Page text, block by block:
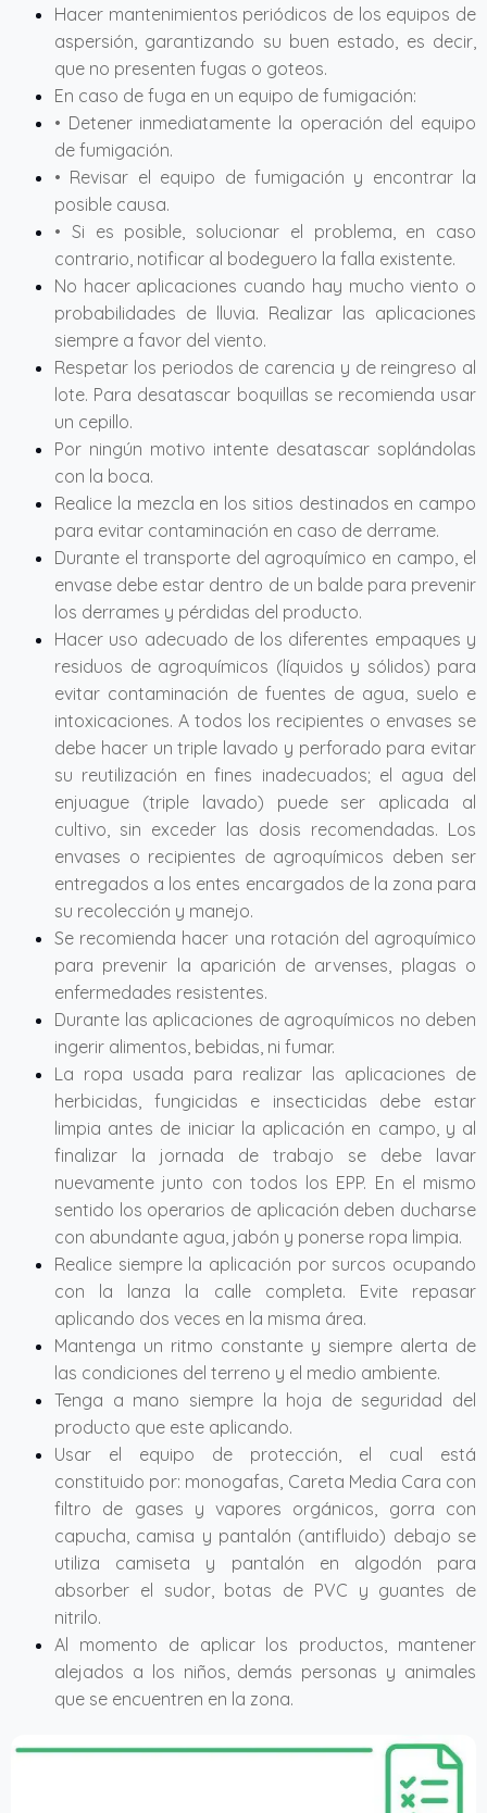
Hacer mantenimientos periódicos de los equipos de
aspersión, garantizando su buen estado, es decir,
que no presenten fugas o goteos.
En caso de fuga en un equipo de fumigación:
• Detener inmediatamente la operación del equipo
de fumigación.
• Revisar el equipo de fumigación y encontrar la
posible causa.
• Si es posible, solucionar el problema, en caso
contrario, notificar al bodeguero la falla existente.
No hacer aplicaciones cuando hay mucho viento o
probabilidades de lluvia. Realizar las aplicaciones
siempre a favor del viento.
Respetar los periodos de carencia y de reingreso al
lote. Para desatascar boquillas se recomienda usar
un cepillo.
Por ningún motivo intente desatascar soplándolas
con la boca.
Realice la mezcla en los sitios destinados en campo
para evitar contaminación en caso de derrame.
Durante el transporte del agroquímico en campo, el
envase debe estar dentro de un balde para prevenir
los derrames y pérdidas del producto.
Hacer uso adecuado de los diferentes empaques y
residuos de agroquímicos (líquidos y sólidos) para
evitar contaminación de fuentes de agua, suelo e
intoxicaciones. A todos los recipientes o envases se
debe hacer un triple lavado y perforado para evitar
su reutilización en fines inadecuados; el agua del
enjuague (triple lavado) puede ser aplicada al
cultivo, sin exceder las dosis recomendadas. Los
envases o recipientes de agroquímicos deben ser
entregados a los entes encargados de la zona para
su recolección y manejo.
Se recomienda hacer una rotación del agroquímico
para prevenir la aparición de arvenses, plagas o
enfermedades resistentes.
Durante las aplicaciones de agroquímicos no deben
ingerir alimentos, bebidas, ni fumar.
La ropa usada para realizar las aplicaciones de
herbicidas, fungicidas e insecticidas debe estar
limpia antes de iniciar la aplicación en campo, y al
finalizar la jornada de trabajo se debe lavar
nuevamente junto con todos los EPP. En el mismo
sentido los operarios de aplicación deben ducharse
con abundante agua, jabón y ponerse ropa limpia.
Realice siempre la aplicación por surcos ocupando
con la lanza la calle completa. Evite repasar
aplicando dos veces en la misma área.
Mantenga un ritmo constante y siempre alerta de
las condiciones del terreno y el medio ambiente.
Tenga a mano siempre la hoja de seguridad del
producto que este aplicando.
Usar el equipo de protección, el cual está
constituido por: monogafas, Careta Media Cara con
filtro de gases y vapores orgánicos, gorra con
capucha, camisa y pantalón (antifluido) debajo se
utiliza camiseta y pantalón en algodón para
absorber el sudor, botas de PVC y guantes de
nitrilo.
Al momento de aplicar los productos, mantener
alejados a los niños, demás personas y animales
que se encuentren en la zona.